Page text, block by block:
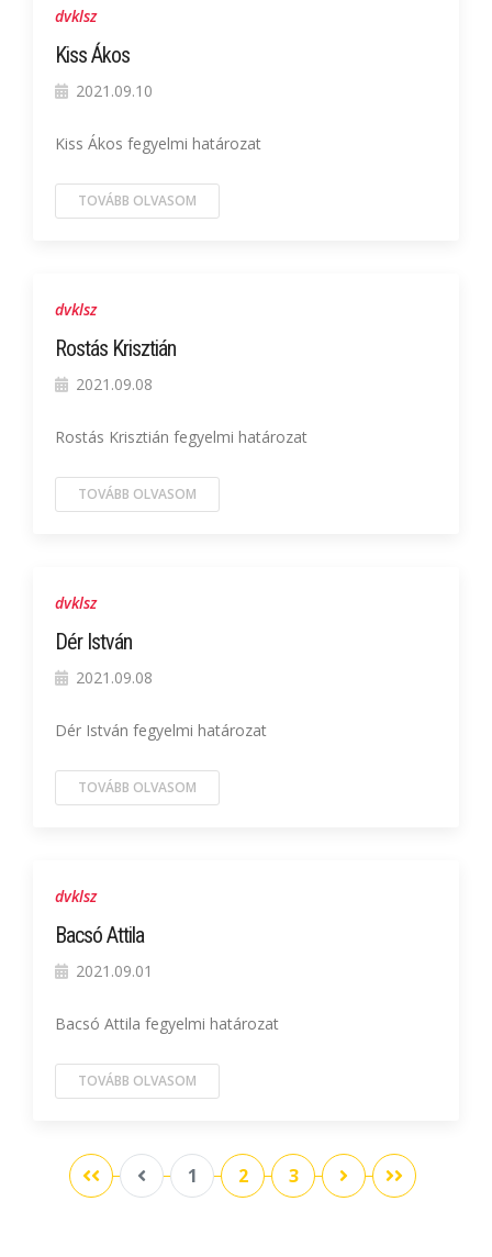
dvklsz
Kiss Ákos
2021.09.10
Kiss Ákos fegyelmi határozat
TOVÁBB OLVASOM
dvklsz
Rostás Krisztián
2021.09.08
Rostás Krisztián fegyelmi határozat
TOVÁBB OLVASOM
dvklsz
Dér István
2021.09.08
Dér István fegyelmi határozat
TOVÁBB OLVASOM
dvklsz
Bacsó Attila
2021.09.01
Bacsó Attila fegyelmi határozat
TOVÁBB OLVASOM
1 2 3